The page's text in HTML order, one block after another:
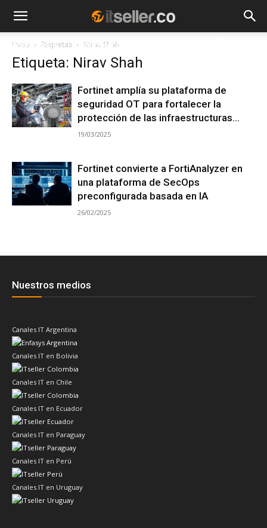
NOTICIAS TENDENCIAS
Inicio Etiquetas Nirav Shah
Etiqueta: Nirav Shah
Fortinet amplía su plataforma de
seguridad OT para fortalecer la
protección de las infraestructuras...
19/03/2025
Fortinet convierte a FortiAnalyzer en
una plataforma de SecOps
preconfigurada basada en IA
26/02/2025
Nuestros medios
Canales IT Argentina
Canales IT en Bolivia
Canales IT en Chile
Canales IT en Ecuador
Canales IT en Paraguay
Canales IT en Perú
Canales IT en Uruguay